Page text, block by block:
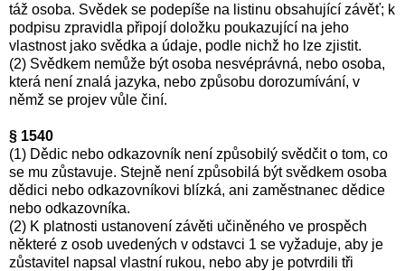
táž osoba. Svědek se podepíše na listinu obsahující závěť; k
podpisu zpravidla připojí doložku poukazující na jeho
vlastnost jako svědka a údaje, podle nichž ho lze zjistit.
(2) Svědkem nemůže být osoba nesvéprávná, nebo osoba,
která není znalá jazyka, nebo způsobu dorozumívání, v
němž se projev vůle činí.
§ 1540
(1) Dědic nebo odkazovník není způsobilý svědčit o tom, co
se mu zůstavuje. Stejně není způsobilá být svědkem osoba
dědici nebo odkazovníkovi blízká, ani zaměstnanec dědice
nebo odkazovníka.
(2) K platnosti ustanovení závěti učiněného ve prospěch
některé z osob uvedených v odstavci 1 se vyžaduje, aby je
zůstavitel napsal vlastní rukou, nebo aby je potvrdili tři